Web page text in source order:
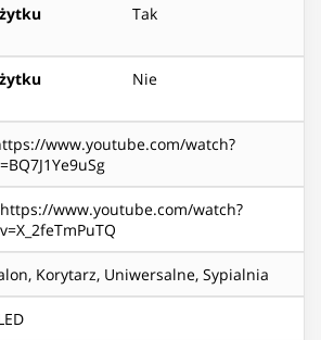
Tak
Nie
www.youtube.com/watch?
https://www.youtube.com/watch?
v=X_2feTmPuTQ
Korytarz, Uniwersalne, Sypialnia